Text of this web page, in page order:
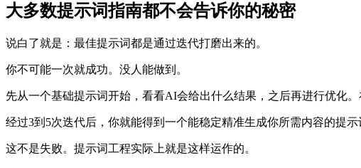
大多数提示词指南都不会告诉你的秘密
说白了就是：最佳提示词都是通过迭代打磨出来的。
你不可能一次就成功。没人能做到。
先从一个基础提示词开始，看看AI会给出什么结果，之后再进行优化
经过3到5次迭代后，你就能得到一个能稳定精准生成你所需内容的提示
这不是失败。提示词工程实际上就是这样运作的。